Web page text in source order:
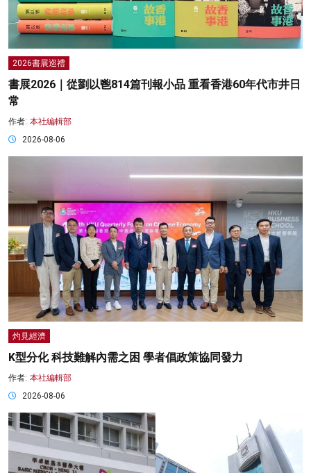
2026書展巡禮
書展2026｜從劉以鬯814篇刊報小品 重看香港60年代市井日
常
作者: 本社編輯部
2026-08-06
灼見經濟
K型分化 科技難解內需之困 學者倡政策協同發力
作者: 本社編輯部
2026-08-06